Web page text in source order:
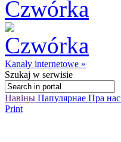
Kanały internetowe »
Szukaj w serwisie
Навіны Папулярнае Пра нас
Print